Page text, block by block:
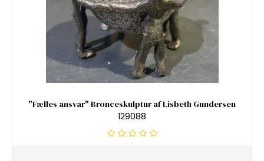
"Fælles ansvar" Bronceskulptur af Lisbeth Gundersen
129088